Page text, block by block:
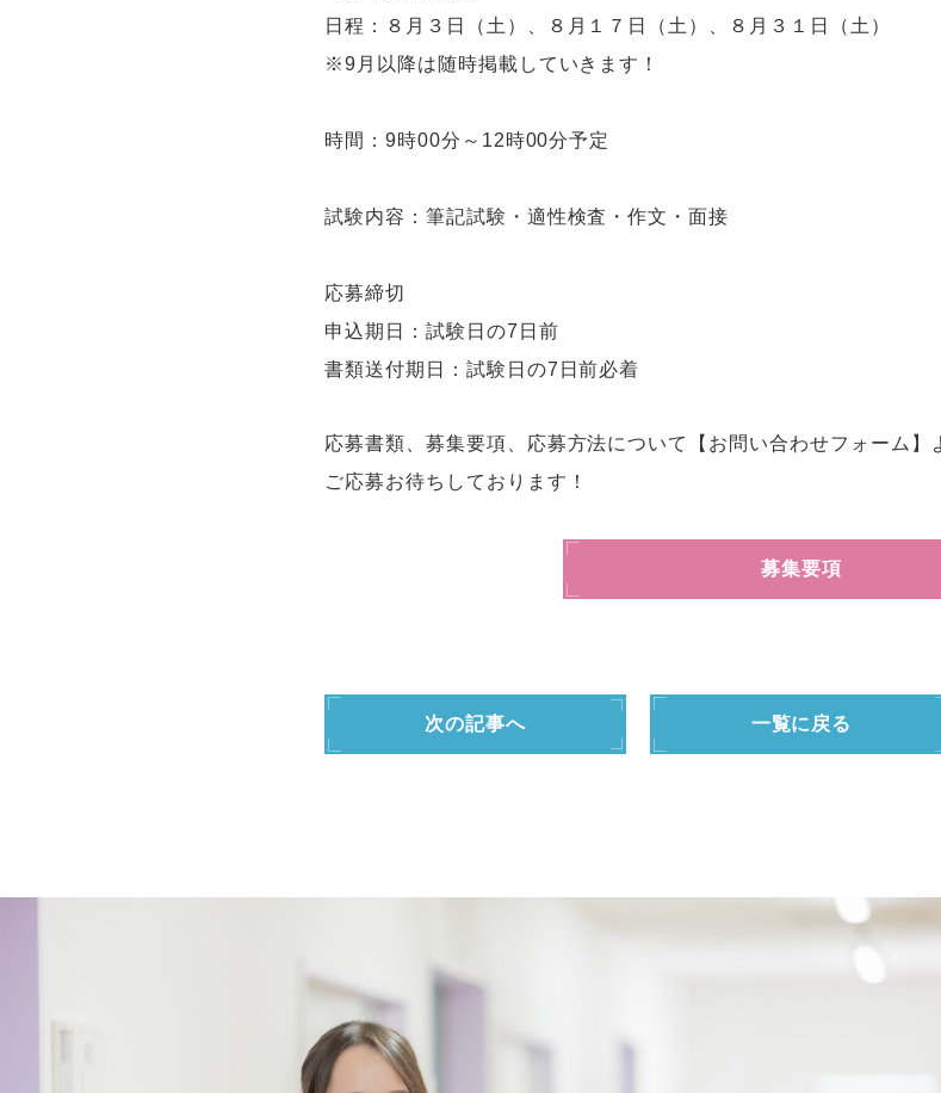
日程：８月３日（土）、８月１７日（土）、８月３１日（土）
※9月以降は随時掲載していきます！
時間：9時00分～12時00分予定
試験内容：筆記試験・適性検査・作文・面接
応募締切
申込期日：試験日の7日前
書類送付期日：試験日の7日前必着
応募書類、募集要項、応募方法について【お問い合わせフォーム】
ご応募お待ちしております！
募集要項
次の記事へ 一覧に戻る